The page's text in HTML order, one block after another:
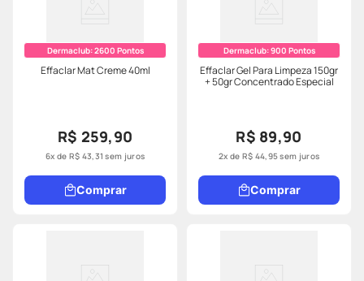
Dermaclub:2600 Pontos
Effaclar Mat Creme 40ml
R$ 259,90
6x de R$ 43,31 sem juros
Comprar
Dermaclub:900 Pontos
Effaclar Gel Para Limpeza 150gr
+ 50gr Concentrado Especial
R$ 89,90
2x de R$ 44,95sem juros
Comprar